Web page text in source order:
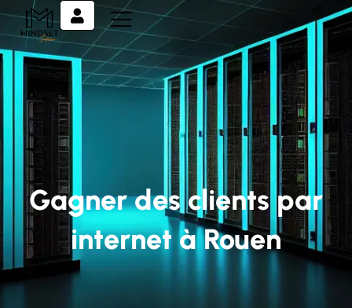
Gagner des clients par
internet à Rouen